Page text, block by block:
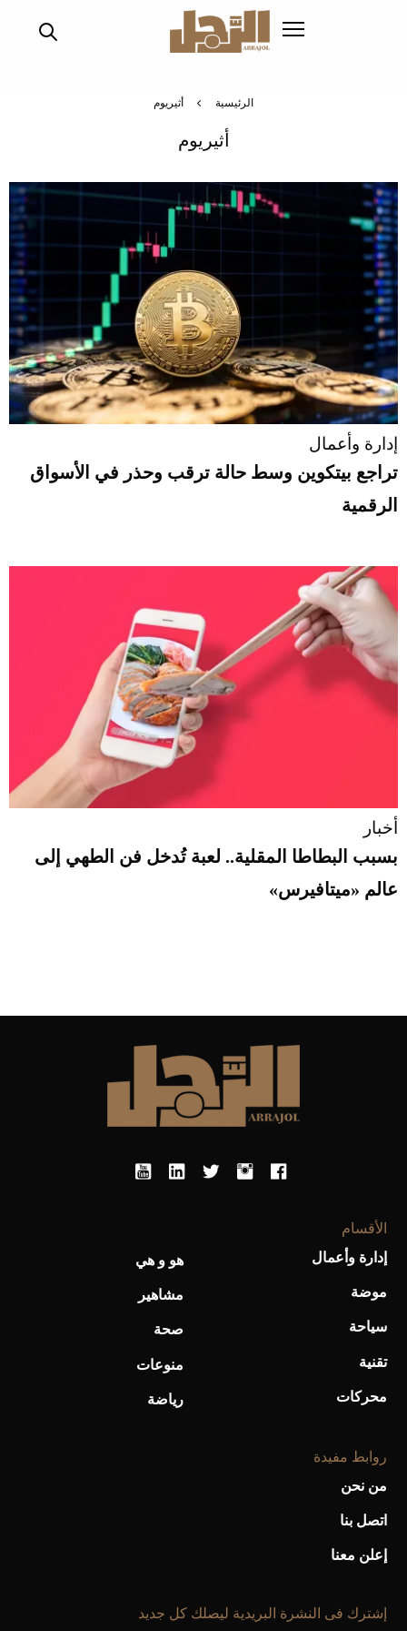
الرئيسية أثيريوم
أثيريوم
إدارة وأعمال
تراجع بيتكوين وسط حالة ترقب وحذر في الأسواق
الرقمية
أخبار
بسبب البطاطا المقلية.. لعبة تُدخل فن الطهي إلى
عالم «ميتافيرس»
الأقسام
إدارة وأعمال
موضة
سياحة
تقنية
محركات
هو و هي
مشاهير
صحة
منوعات
رياضة
روابط مفيدة
من نحن
اتصل بنا
إعلن معنا
إشترك فى النشرة البريدية ليصلك كل جديد